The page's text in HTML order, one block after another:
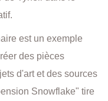
est un exemple
des pièces
d'art et des sources
Snowflake" tire